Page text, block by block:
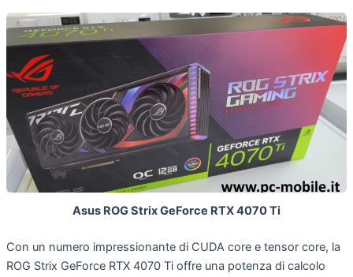
Asus ROG Strix GeForce RTX 4070 Ti
Con un numero impressionante di CUDA core e tensor core, la
ROG Strix GeForce RTX 4070 Ti offre una potenza di calcolo